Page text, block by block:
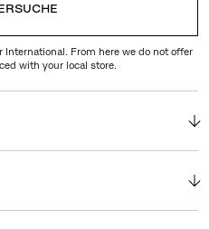
From here we do not offer
with your local store.